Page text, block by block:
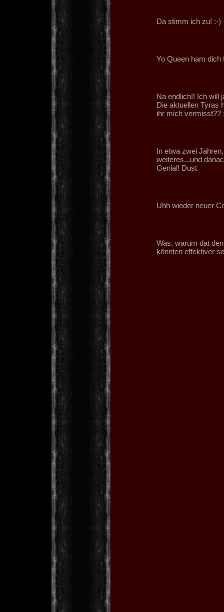
Da stimm ich zu! :-)
Yo Queen ham
Na endlich!! Ich will
Die aktuellen Tyras
ihr mich vermisst??
In etwa zwei
weiteres...und
Genial! Dust
Uhh wieder neuer
Was, warum dat
könnten effektiver